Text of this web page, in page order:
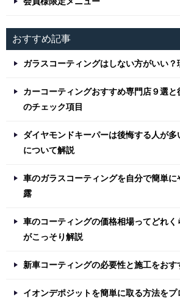
おすすめ記事
ガラスコーティングはしない方がいい？
カーコーティングおすすめ専門店９選
のチェック項目
ダイヤモンドキーパーは後悔する人が多
について解説
車のガラスコーティングを自分で簡単
露
車のコーティングの価格相場ってどれく
がこっそり解説
新車コーティングの必要性と施工をお
イオンデポジットを簡単に取る方法をプ